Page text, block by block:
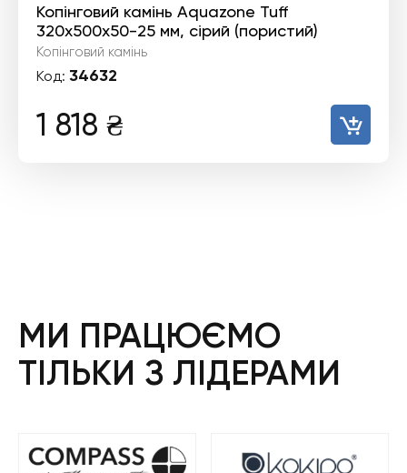
Копінговий камінь Aquazone Tuff
320x500x50-25 мм, сірий (пористий)
Копінговий камінь
Код: 34632
1 818 ₴
МИ ПРАЦЮЄМО
ТІЛЬКИ З ЛІДЕРАМИ